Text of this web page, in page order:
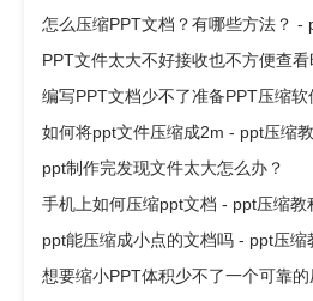
怎么压缩PPT文档？有哪些方法？ -
PPT文件太大不好接收也不方便查看
编写PPT文档少不了准备PPT压缩软
如何将ppt文件压缩成2m - ppt压缩
ppt制作完发现文件太大怎么办？
手机上如何压缩ppt文档 - ppt压缩教
ppt能压缩成小点的文档吗 - ppt压缩
想要缩小PPT体积少不了一个可靠